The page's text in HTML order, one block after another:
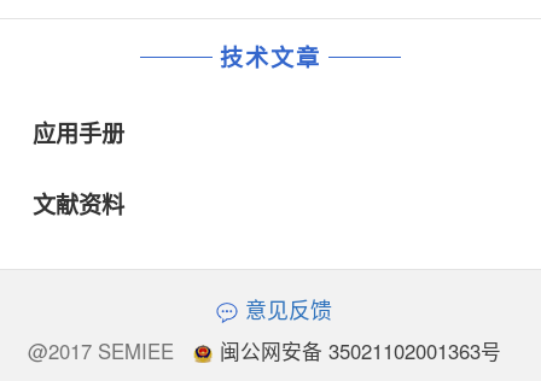
技术文章
应用手册
文献资料
意见反馈
@2017 SEMIEE
闽公网安备 35021102001363号